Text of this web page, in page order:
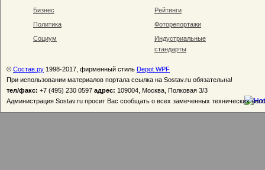
Бизнес
Политика
Социум
Рейтинги
Фоторепортажи
Индустриальные
стандарты
© Состав.ру 1998-2017, фирменный стиль Depot WPF
При использовании материалов портала ссылка на Sostav.ru обязательна!
тел/факс: +7 (495) 230 0597 адрес: 109004, Москва, Полковая 3/3
Администрация Sostav.ru просит Вас сообщать о всех замеченных технических